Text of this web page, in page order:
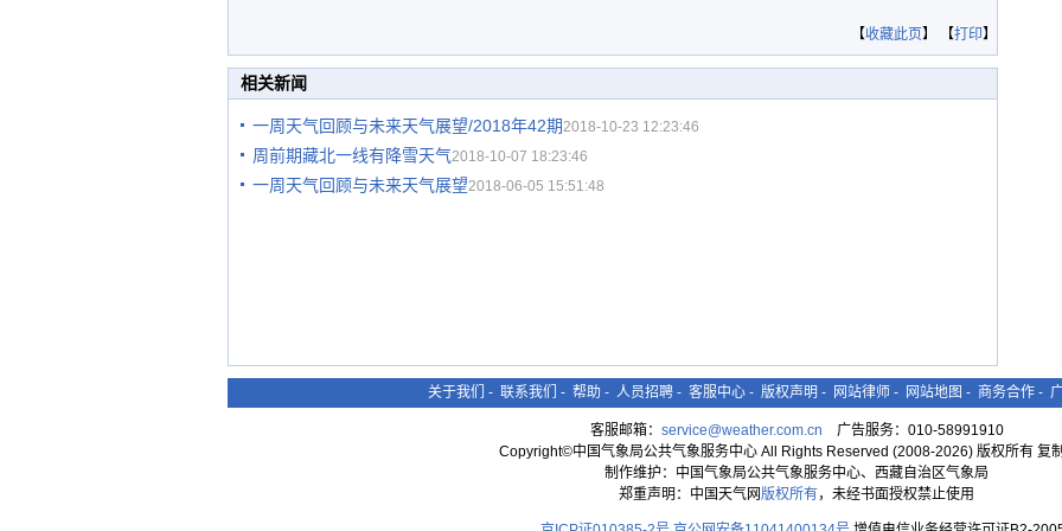
【收藏此页】 【打印】
相关新闻
一周天气回顾与未来天气展望/2018年42期2018-10-23 12:23:46
周前期藏北一线有降雪天气2018-10-07 18:23:46
一周天气回顾与未来天气展望2018-06-05 15:51:48
关于我们 - 联系我们 - 帮助 - 人员招聘 - 客服中心 - 版权声明 - 网站律师 - 网站地图 - 商务合作 -
客服邮箱： service@weather.com.cn 广告服务：010-58991910
Copyright©中国气象局公共气象服务中心 All Rights Reserved (2008-2026) 版权所有 复
制作维护：中国气象局公共气象服务中心、西藏自治区气象局
郑重声明：中国天气网版权所有，未经书面授权禁止使用